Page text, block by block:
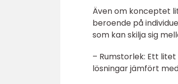
Även om konceptet
beroende på
som kan skilja sig
– Rumstorlek: Ett
lösningar jämfört